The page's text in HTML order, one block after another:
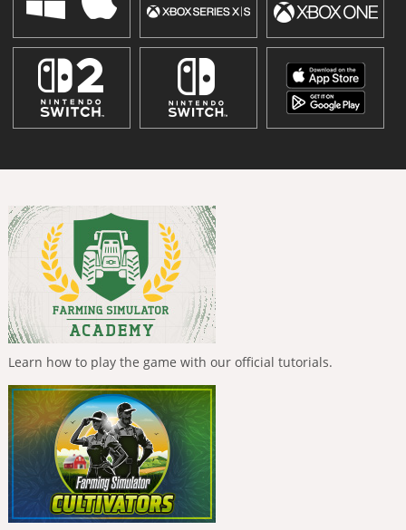
Learn how to play the game with our official tutorials.